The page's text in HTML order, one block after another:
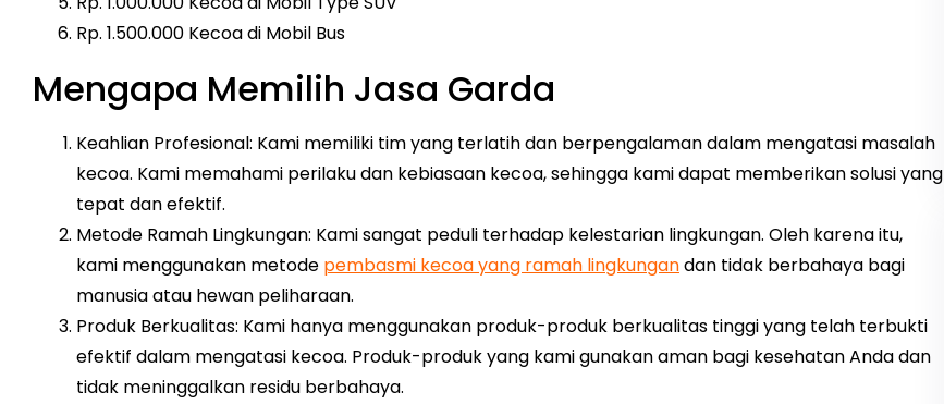
Rp. 1.500.000 Kecoa di Mobil Bus
Mengapa Memilih Jasa Garda
Keahlian Profesional: Kami memiliki tim yang terlatih dan berpengalaman dalam mengatasi masalah
kecoa. Kami memahami perilaku dan kebiasaan kecoa, sehingga kami dapat memberikan solusi yang
tepat dan efektif.
Metode Ramah Lingkungan: Kami sangat peduli terhadap kelestarian lingkungan. Oleh karena itu,
kami menggunakan metode pembasmi kecoa yang ramah lingkungandan tidak berbahaya bagi
manusia atau hewan peliharaan.
Produk Berkualitas: Kami hanya menggunakan produk-produk berkualitas tinggi yang telah terbukti
efektif dalam mengatasi kecoa. Produk-produk yang kami gunakan aman bagi kesehatan Anda dan
tidak meninggalkan residu berbahaya.